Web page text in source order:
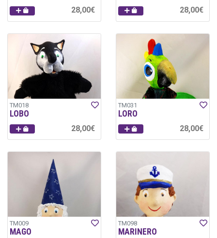
28,00€ 28,00€
TM018
LOBO
28,00€
TM031
LORO
28,00€
TM009
MAGO
TM098
MARINERO